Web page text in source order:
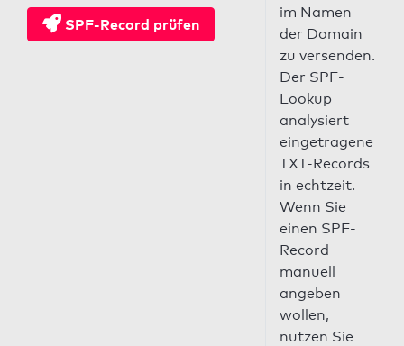
SPF-Record prüfen
im Namen
der Domain
zu versenden.
Der SPF-
Lookup
analysiert
eingetragene
TXT-Records
in echtzeit.
Wenn Sie
einen SPF-
Record
manuell
angeben
wollen,
nutzen Sie